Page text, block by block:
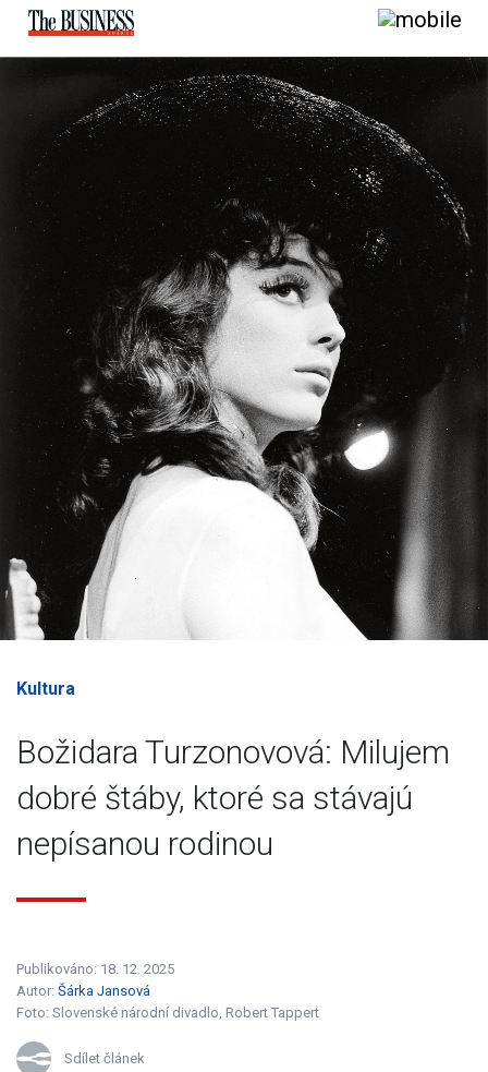
Kultura
Božidara Turzonovová: Milujem
dobré štáby, ktoré sa stávajú
nepísanou rodinou
Publikováno: 18. 12. 2025
Autor: Šárka Jansová
Foto: Slovenské národní divadlo, Robert Tappert
Sdílet článek